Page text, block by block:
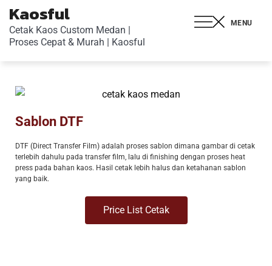
Kaosful
Cetak Kaos Custom Medan |
Proses Cepat & Murah | Kaosful
MENU
Sablon DTF
DTF (Direct Transfer Film) adalah proses sablon dimana gambar di cetak
terlebih dahulu pada transfer film, lalu di finishing dengan proses heat
press pada bahan kaos. Hasil cetak lebih halus dan ketahanan sablon
yang baik.
Price List Cetak